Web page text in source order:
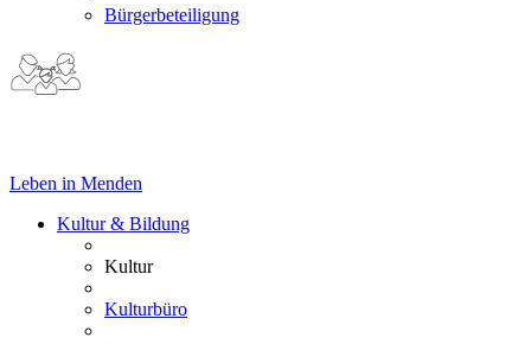
Bürgerbeteiligung
Leben in Menden
Kultur & Bildung
Kultur
Kulturbüro